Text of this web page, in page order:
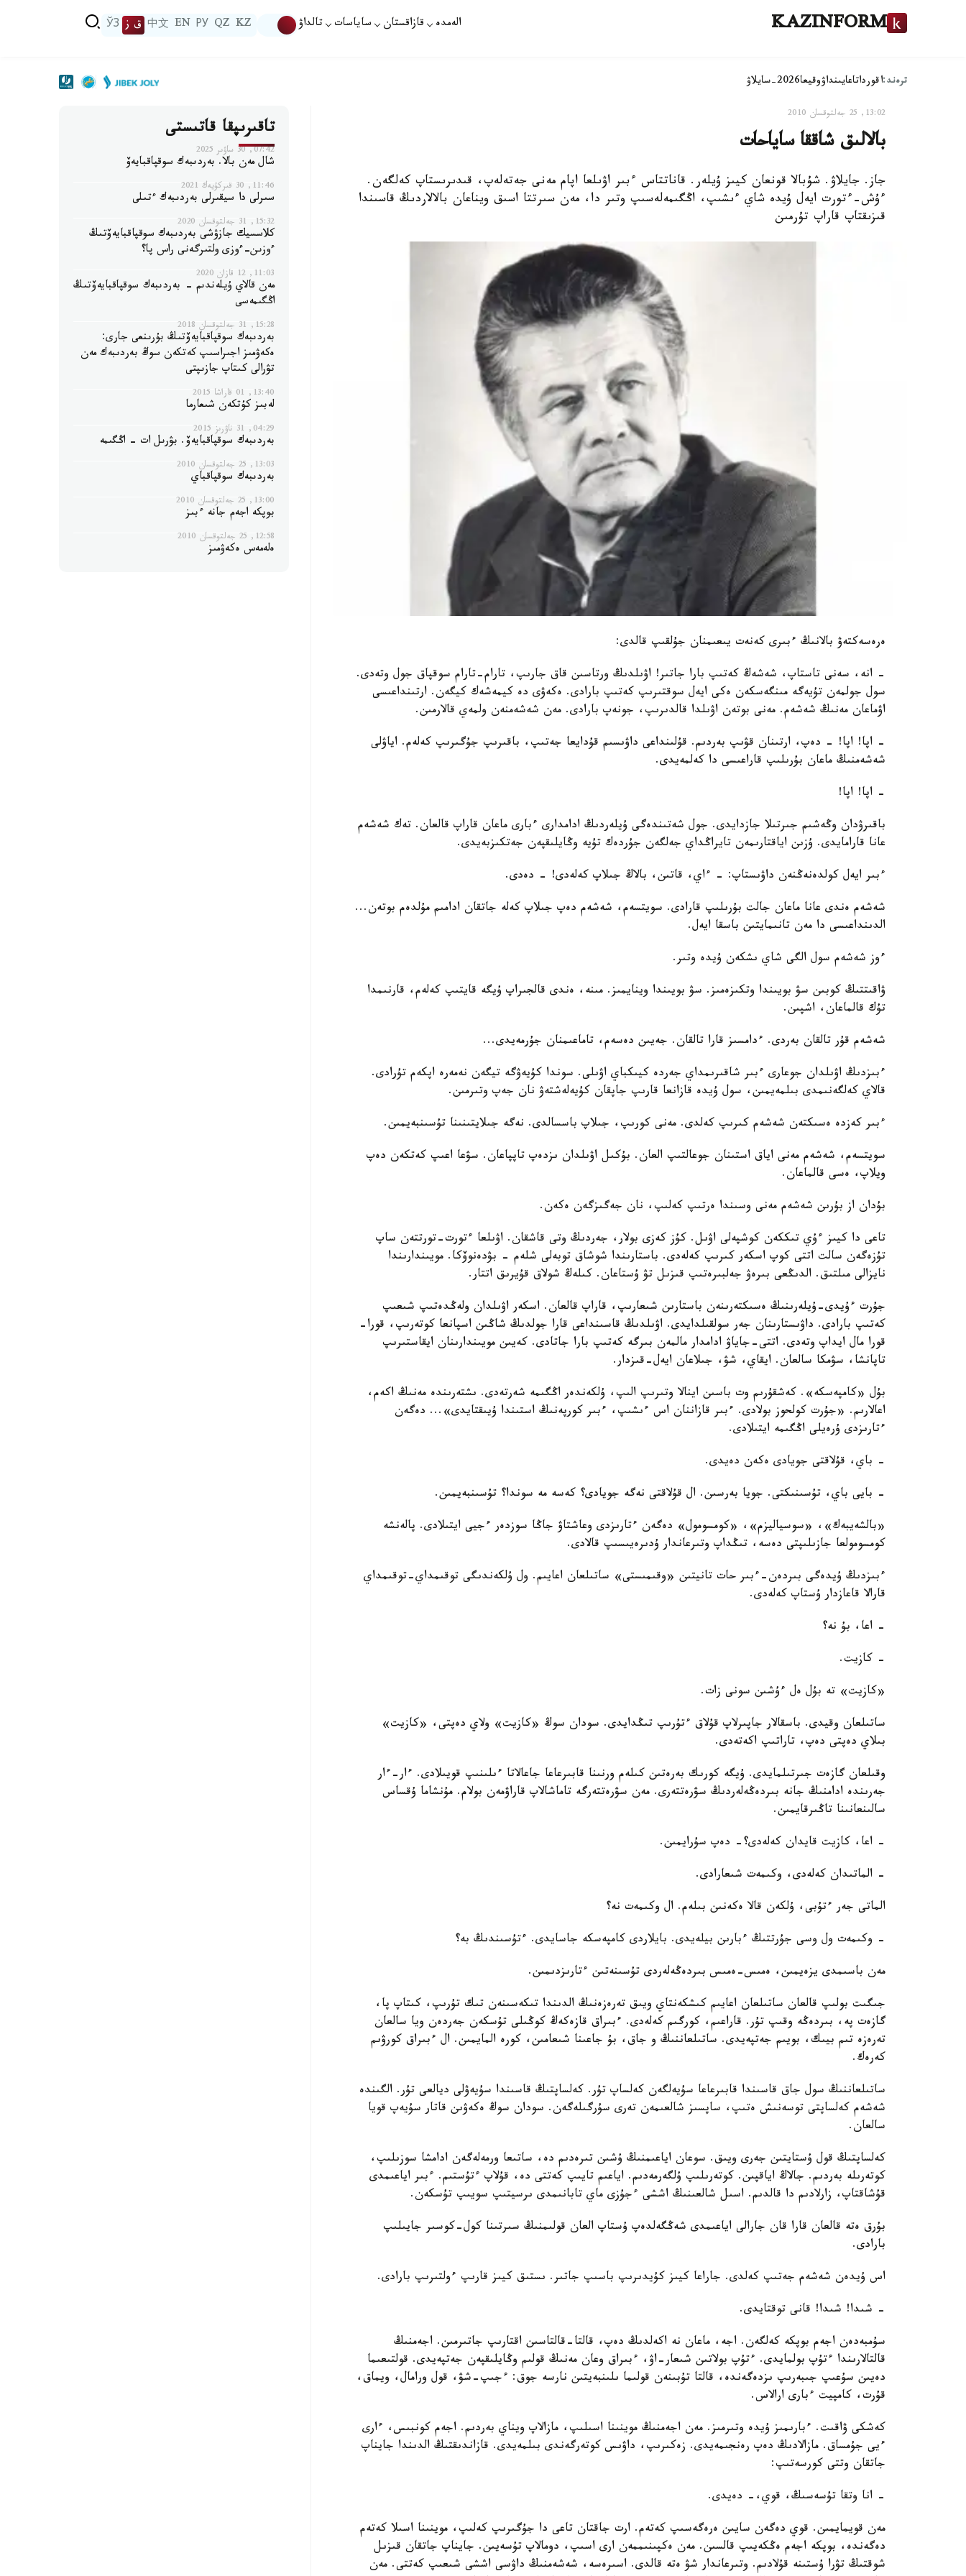
KAZINFORM الەمدە قازاقستان ساياسات تالداۋ KZ
QZ
РУ
EN
中文 ق ز ЎЗ
ترەند:اقورداتاعايىنداۋوقيعا2026-سايلاۋ
13:02, 25 جەلتوقسان 2010
بالالىق شاققا ساياحات
جاز. جايلاۋ. شۇبالا قونعان كيىز ۇيلەر. قاناتتاس ءبىر اۋىلعا اپام مەنى جەتەلەپ، قىدىرىستاپ كەلگەن.
ءۇش-ءتورت ايەل ۇيدە شاي ءىشىپ، اڭگىمەلەسىپ وتىر دا، مەن سىرتتا اسىق ويناعان بالالاردىڭ قاسىندا
قىزىقتاپ قاراپ تۇرمىن
ەرەسەكتەۋ بالانىڭ ءبىرى كەنەت يىعىمنان جۇلقىپ قالدى:
- انە، سەنى تاستاپ، شەشەڭ كەتىپ بارا جاتىر! اۋىلدىڭ ورتاسىن قاق جارىپ، تارام-تارام سوقپاق جول وتەدى.
سول جولمەن تۇيەگە مىنگەسكەن ەكى ايەل سوقتىرىپ كەتىپ بارادى. ەكەۋى دە كيمەشەك كيگەن. ارتىنداعىسى
اۋماعان مەنىڭ شەشەم. مەنى بوتەن اۋىلدا قالدىرىپ، جونەپ بارادى. مەن شەشەمنەن ولمەي قالارمىن.
- اپا! اپا! - دەپ، ارتىنان قۋىپ بەردىم. قۇلىنداعى داۋىسىم قۇدايعا جەتىپ، باقىرىپ جۇگىرىپ كەلەم. اياۋلى
شەشەمنىڭ ماعان بۇرىلىپ قاراعىسى دا كەلمەيدى.
- اپا! اپا!
باقىرۋدان وڭەشىم جىرتىلا جازدايدى. جول شەتىندەگى ۇيلەردىڭ ادامدارى ءبارى ماعان قاراپ قالعان. تەك شەشەم
عانا قارامايدى. ۇزىن اياقتارىمەن تايراڭداي جەلگەن جۇردەك تۇيە وڭايلىقپەن جەتكىزبەيدى.
ءبىر ايەل كولدەنەڭنەن داۋىستاپ: - ءاي، قاتىن، بالاڭ جىلاپ كەلەدى! - دەدى.
شەشەم ەندى عانا ماعان جالت بۇرىلىپ قارادى. سويتسەم، شەشەم دەپ جىلاپ كەلە جاتقان ادامىم مۇلدەم بوتەن...
الدىنداعىسى دا مەن تانىمايتىن باسقا ايەل.
ءوز شەشەم سول الگى شاي ىشكەن ۇيدە وتىر.
ۋاقىتتىڭ كوبىن سۋ بويىندا وتكىزەمىز. سۋ بويىندا وينايمىز. مىنە، ەندى قالجىراپ ۇيگە قايتىپ كەلەم، قارنىمدا
تۇك قالماعان، اشپىن.
شەشەم قۇر تالقان بەردى. ءدامسىز قارا تالقان. جەيىن دەسەم، تاماعىمنان جۇرمەيدى...
ءبىزدىڭ اۋىلدان جوعارى ءبىر شاقىرىمداي جەردە كيىكباي اۋىلى. سوندا كۇيەۋگە تيگەن نەمەرە اپكەم تۇرادى.
قالاي كەلگەنىمدى بىلمەيمىن، سول ۇيدە قازانعا قارىپ جاپقان كۇيەلەشتەۋ نان جەپ وتىرمىن.
ءبىر كەزدە ەسىكتەن شەشەم كىرىپ كەلدى. مەنى كورىپ، جىلاپ باسسالدى. نەگە جىلايتىنىنا تۇسىنبەيمىن.
سويتسەم، شەشەم مەنى اياق استىنان جوعالتىپ العان. بۇكىل اۋىلدان ىزدەپ تاپپاعان. سۋعا اعىپ كەتكەن دەپ
ويلاپ، ەسى قالماعان.
بۇدان از بۇرىن شەشەم مەنى وسىندا ەرتىپ كەلىپ، نان جەگىزگەن ەكەن.
تاعى دا كيىز ءۇي تىككەن كوشپەلى اۋىل. كۇز كەزى بولار، جەردىڭ وتى قاشقان. اۋىلعا ءتورت-تورتتەن ساپ
تۇزەگەن سالت اتتى كوپ اسكەر كىرىپ كەلەدى. باستارىندا شوشاق توبەلى شلەم - بۋدەنوۆكا. مويىندارىندا
نايزالى مىلتىق. الدىڭعى بىرەۋ جەلبىرەتىپ قىزىل تۋ ۇستاعان. كىلەڭ شولاق قۇيرىق اتتار.
جۇرت ءۇيدى-ۇيلەرىنىڭ ەسىكتەرىنەن باستارىن شىعارىپ، قاراپ قالعان. اسكەر اۋىلدان ولەڭدەتىپ شىعىپ
كەتىپ بارادى. داۋىستارىنان جەر سولقىلدايدى. اۋىلدىڭ قاسىنداعى قارا جولدىڭ شاڭىن اسپانعا كوتەرىپ، قورا-
قورا مال ايداپ وتەدى. اتتى-جاياۋ ادامدار مالمەن بىرگە كەتىپ بارا جاتادى. كەيىن مويىندارىنان ايقاستىرىپ
تاپانشا، سۋمكا سالعان. ايقاي، شۋ، جىلاعان ايەل-قىزدار.
بۇل «كامپەسكە». كەشقۇرىم وت باسىن اينالا وتىرىپ الىپ، ۇلكەندەر اڭگىمە شەرتەدى. ىشتەرىندە مەنىڭ اكەم،
اعالارىم. «جۇرت كولحوز بولادى. ءبىر قازاننان اس ءىشىپ، ءبىر كورپەنىڭ استىندا ۇيىقتايدى»... دەگەن
ءتارىزدى ۇرەيلى اڭگىمە ايتىلادى.
- باي، قۇلاقتى جويادى ەكەن دەيدى.
- بايى باي، تۇسىنىكتى. جويا بەرسىن. ال قۇلاقتى نەگە جويادى؟ كەسە مە سوندا؟ تۇسىنبەيمىن.
«بالشەيبەك»، «سوسياليزم»، «كومسومول» دەگەن ءتارىزدى وعاشتاۋ جاڭا سوزدەر ءجيى ايتىلادى. پالەنشە
كومسومولعا جازىلىپتى دەسە، تىڭداپ وتىرعاندار ۇدىرەيىسىپ قالادى.
ءبىزدىڭ ۇيدەگى بىردەن-ءبىر حات تانيتىن «وقىمىستى» ساتىلعان اعايىم. ول ۇلكەندىگى توقىمداي-توقىمداي
قارالا قاعازدار ۇستاپ كەلەدى.
- اعا، بۇ نە؟
- كازيت.
«كازيت» تە بۇل ەل ءۇشىن سونى زات.
ساتىلعان وقيدى. باسقالار جاپىرلاپ قۇلاق ءتۇرىپ تىڭدايدى. سودان سوڭ «كازيت» ولاي دەپتى، «كازيت»
بىلاي دەپتى دەپ، تاراتىپ اكەتەدى.
وقىلعان گازەت جىرتىلمايدى. ۇيگە كورىك بەرەتىن كىلەم ورنىنا قابىرعاعا جاعالاتا ءىلىنىپ قويىلادى. ءار-ءار
جەرىندە ادامنىڭ جانە بىردەڭەلەردىڭ سۋرەتتەرى. مەن سۋرەتتەرگە تاماشالاپ قاراۋمەن بولام. مۇنشاما ۇقساس
سالىنعانىنا تاڭىرقايمىن.
- اعا، كازيت قايدان كەلەدى؟- دەپ سۇرايمىن.
- الماتىدان كەلەدى، وكىمەت شىعارادى.
الماتى جەر ءتۇبى، ۇلكەن قالا ەكەنىن بىلەم. ال وكىمەت نە؟
- وكىمەت ول وسى جۇرتتىڭ ءبارىن بيلەيدى. بايلاردى كامپەسكە جاسايدى. ءتۇسىندىڭ بە؟
مەن باسىمدى يزەيمىن، ەمىس-ەمىس بىردەڭەلەردى تۇسىنەتىن ءتارىزدىمىن.
جىگىت بولىپ قالعان ساتىلعان اعايىم كىشكەنتاي ويىق تەرەزەنىڭ الدىندا تىكەسىنەن تىك تۇرىپ، كىتاپ پا،
گازەت پە، بىردەڭە وقىپ تۇر. قاراعىم، كورگىم كەلەدى. ءبىراق قازەكەڭ كوڭىلى تۇسكەن جەردەن ويا سالعان
تەرەزە تىم بيىك، بويىم جەتپەيدى. ساتىلعاننىڭ و جاق، بۇ جاعىنا شىعامىن، كورە المايمىن. ال ءبىراق كورۋىم
كەرەك.
ساتىلعاننىڭ سول جاق قاسىندا قابىرعاعا سۇيەلگەن كەلساپ تۇر. كەلساپتىڭ قاسىندا سۇيەۋلى ديالعى تۇر. الگىندە
شەشەم كەلساپتى توسەنىش ەتىپ، ساپسىز شالعىمەن تەرى سۇرگىلەگەن. سودان سوڭ ەكەۋىن قاتار سۇيەپ قويا
سالعان.
كەلساپتىڭ قول ۇستايتىن جەرى ويىق. سوعان اياعىمنىڭ ۇشىن تىرەدىم دە، ساتىعا ورمەلەگەن ادامشا سوزىلىپ،
كوتەرىلە بەردىم. جالاڭ اياقپىن. كوتەرىلىپ ۇلگەرمەدىم. اياعىم تايىپ كەتتى دە، قۇلاپ ءتۇستىم. ءبىر اياعىمدى
قۇشاقتاپ، زارلادىم دا قالدىم. اسىل شالعىنىڭ اششى ءجۇزى ماي تابانىمدى ىرسيتىپ سويىپ تۇسكەن.
بۇرق ەتە قالعان قارا قان جارالى اياعىمدى شەڭگەلدەپ ۇستاپ العان قولىمنىڭ سىرتىنا كول-كوسىر جايىلىپ
بارادى.
اس ۇيدەن شەشەم جەتىپ كەلدى. جاراعا كيىز كۇيدىرىپ باسىپ جاتىر. ىستىق كيىز قارىپ ءولتىرىپ بارادى.
- شىدا! شىدا! قانى توقتايدى.
سۇمبەدەن اجەم بوپكە كەلگەن. اجە، ماعان نە اكەلدىڭ دەپ، قالتا-قالتاسىن اقتارىپ جاتىرمىن. اجەمنىڭ
قالتالارىندا ءتۇپ بولمايدى. ءتۇپ بولاتىن شىعار-اۋ، ءبىراق وعان مەنىڭ قولىم وڭايلىقپەن جەتپەيدى. قولتىعىما
دەيىن سۇعىپ جىبەرىپ ىزدەگەندە، قالتا تۇبىنەن قولىما ىلىنبەيتىن نارسە جوق: ءجىپ-شۋ، قول ورامال، ويماق،
قۇرت، كامپيت ءبارى ارالاس.
كەشكى ۋاقىت. ءبارىمىز ۇيدە وتىرمىز. مەن اجەمنىڭ موينىنا اسىلىپ، مازالاپ ويناي بەردىم. اجەم كونبىس، ءارى
ءيى جۇمساق. مازالادىڭ دەپ رەنجىمەيدى. زەكىرىپ، داۋىس كوتەرگەندى بىلمەيدى. قازاندىقتىڭ الدىندا جايناپ
جاتقان وتتى كورسەتىپ:
- انا وتقا تۇسەسىڭ، قوي،- دەيدى.
مەن قويمايمىن. قوي دەگەن سايىن ەرەگەسىپ كەتەم. ارت جاقتان تاعى دا جۇگىرىپ كەلىپ، موينىنا اسىلا كەتەم
دەگەندە، بوپكە اجەم ەڭكەيىپ قالسىن. مەن ەكپىنىممەن ارى اسىپ، دومالاپ تۇسەيىن. جايناپ جاتقان قىزىل
شوقتىڭ تۋرا ۇستىنە قۇلادىم. وتىرعاندار شۋ ەتە قالدى. اسىرەسە، شەشەمنىڭ داۋسى اششى شىعىپ كەتتى. مەن
تاقىرىپقا قاتىستى
07:42, 30 ساۋىر 2025
شال مەن بالا. بەردىبەك سوقپاقبايەۆ
11:46, 30 قىركۇيەك 2021
سىرلى دا سيقىرلى بەردىبەك ءتىلى
15:32, 31 جەلتوقسان 2020
كلاسسيك جازۋشى بەردىبەك سوقپاقبايەۆتىڭ
ءوزىن-ءوزى ولتىرگەنى راس پا؟
11:03, 12 قازان 2020
مەن قالاي ۇيلەندىم - بەردىبەك سوقپاقبايەۆتىڭ
اڭگىمەسى
15:28, 31 جەلتوقسان 2018
بەردىبەك سوقپاقبايەۆتىڭ بۇرىنعى جارى:
ەكەۋمىز اجىراسىپ كەتكەن سوڭ بەردىبەك مەن
تۋرالى كىتاپ جازىپتى
13:40, 01 قاراشا 2015
لەبىز كۇتكەن شىعارما
04:29, 31 ناۋرىز 2015
بەردىبەك سوقپاقبايەۆ. بۋرىل ات - اڭگىمە
13:03, 25 جەلتوقسان 2010
بەردىبەك سوقپاقباي
13:00, 25 جەلتوقسان 2010
بوپكە اجەم جانە ءبىز
12:58, 25 جەلتوقسان 2010
ەلەمەس ەكەۋمىز